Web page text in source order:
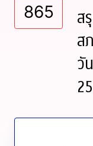
865
ส
ส
วั